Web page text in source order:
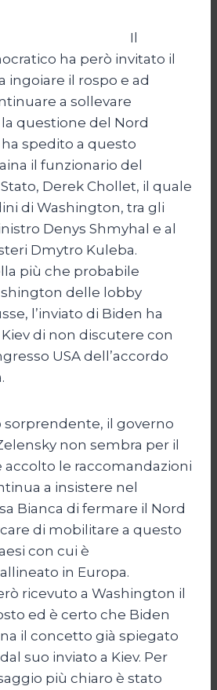
Il
ha però invitato il
ingoiare il rospo e ad
a sollevare
questione del Nord
spedito a questo
il funzionario del
Derek Chollet, il quale
di Washington, tra gli
Denys Shmyhal e al
Dmytro Kuleba.
più che probabile
delle lobby
l’inviato di Biden ha
di non discutere con
USA dell’accordo
sorprendente, il governo
non sembra per il
le raccomandazioni
a insistere nel
Bianca di fermare il Nord
di mobilitare a questo
con cui è
in Europa.
ricevuto a Washington il
ed è certo che Biden
il concetto già spiegato
suo inviato a Kiev. Per
più chiaro è stato